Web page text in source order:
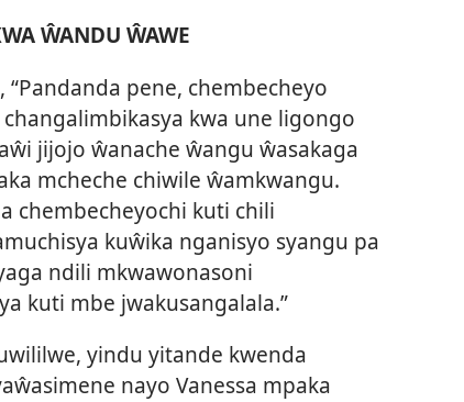
ŴANDU ŴAWE
pene, chembecheyo
kwa une ligongo
jijojo ŵanache ŵangu ŵasakaga
mcheche chiwile ŵamkwangu.
chembecheyochi kuti chili
kuŵika nganisyo syangu pa
ndili mkwawonasoni
kuti mbe jwakusangalala.”
yindu yitande kwenda
nayo Vanessa mpaka